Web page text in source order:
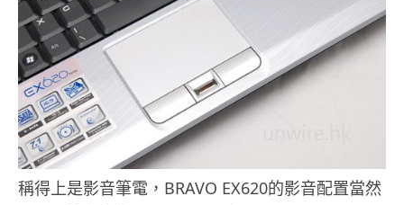
稱得上是影音筆電，BRAVO EX620的影音配置當然